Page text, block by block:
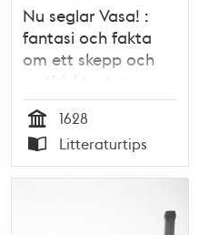
Nu seglar Vasa! :
fantasi och fakta
om ett skepp och
en tid / text av
Mats Wahl ; bilder
av Sven Nordqvist ;
faktaunderlag och
faktatext av Birgitta
Tid
1628
Typ
Litteraturtips